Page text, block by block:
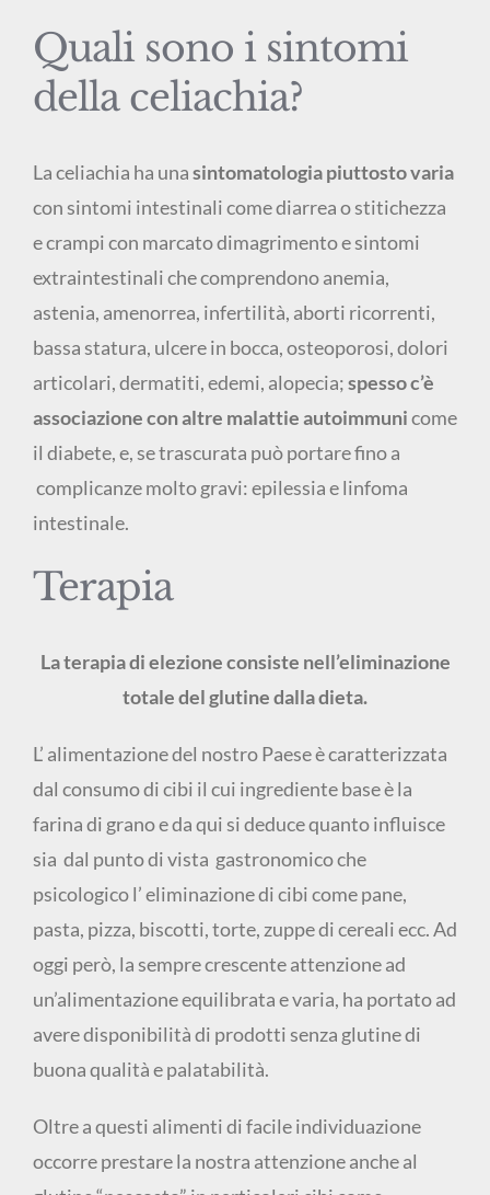
Quali sono i sintomi
della celiachia?
La celiachia ha unasintomatologia piuttosto varia
con sintomi intestinali come diarrea o stitichezza
e crampi con marcato dimagrimento e sintomi
extraintestinali che comprendono anemia,
astenia, amenorrea, infertilità, aborti ricorrenti,
bassa statura, ulcere in bocca, osteoporosi, dolori
articolari, dermatiti, edemi, alopecia;spesso c’è
associazione con altre malattie autoimmunicome
il diabete, e, se trascurata può portare fino a
complicanze molto gravi: epilessia e linfoma
intestinale.
Terapia
La terapia di elezione consiste nell’eliminazione
totale del glutine dalla dieta.
L’ alimentazione del nostro Paese è caratterizzata
dal consumo di cibi il cui ingrediente base è la
farina di grano e da qui si deduce quanto influisce
sia dal punto di vista gastronomico che
psicologico l’ eliminazione di cibi come pane,
pasta, pizza, biscotti, torte, zuppe di cereali ecc. Ad
oggi però, la sempre crescente attenzione ad
un’alimentazione equilibrata e varia, ha portato ad
avere disponibilità di prodotti senza glutine di
buona qualità e palatabilità.
Oltre a questi alimenti di facile individuazione
occorre prestare la nostra attenzione anche al